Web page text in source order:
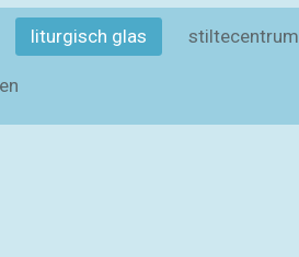
liturgisch glas stiltecentrum